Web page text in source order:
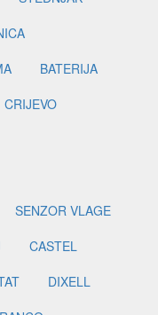
BATERIJA
CRIJEVO
SENZOR VLAGE
CASTEL
DIXELL